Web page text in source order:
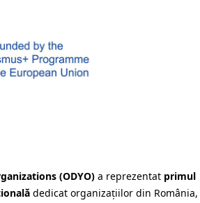
(ODYO) a reprezentat primul
dedicat organizațiilor din România,